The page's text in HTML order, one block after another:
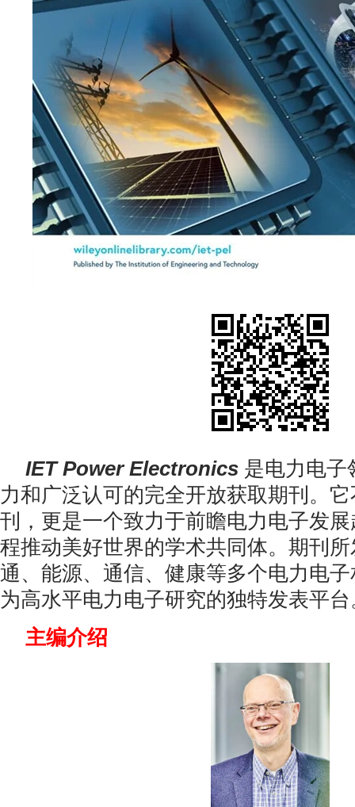
IET Power Electronics 是电力电子
力和广泛认可的完全开放获取期刊。
刊，更是一个致力于前瞻电力电子发
程推动美好世界的学术共同体。期刊
通、能源、通信、健康等多个电力电
为高水平电力电子研究的独特发表平台
主编介绍